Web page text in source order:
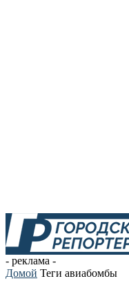
- реклама -
Домой Теги авиабомбы